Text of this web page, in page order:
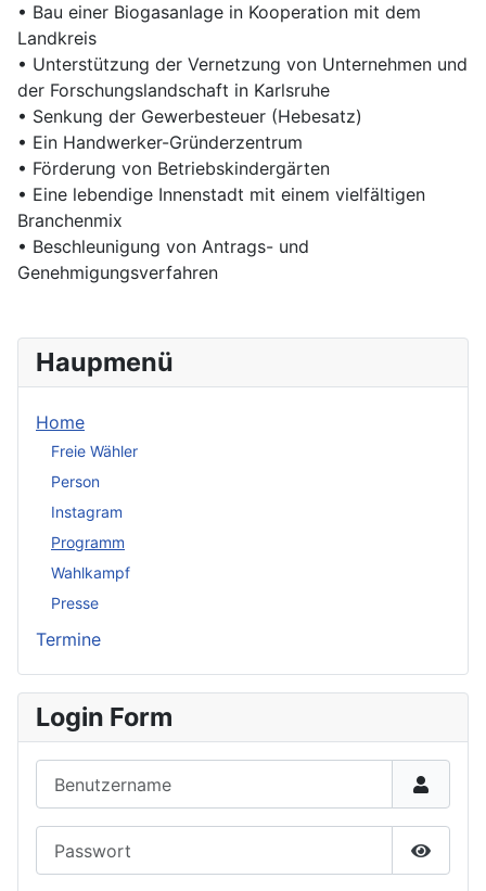
• Bau einer Biogasanlage in Kooperation mit dem
Landkreis
• Unterstützung der Vernetzung von Unternehmen und
der Forschungslandschaft in Karlsruhe
• Senkung der Gewerbesteuer (Hebesatz)
• Ein Handwerker-Gründerzentrum
• Förderung von Betriebskindergärten
• Eine lebendige Innenstadt mit einem vielfältigen
Branchenmix
• Beschleunigung von Antrags- und
Genehmigungsverfahren
Haupmenü
Home
Freie Wähler
Person
Instagram
Programm
Wahlkampf
Presse
Termine
Login Form